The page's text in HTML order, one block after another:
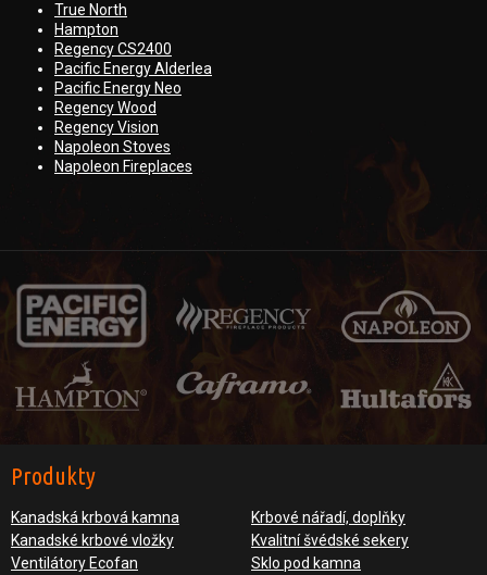
True North
Hampton
Regency CS2400
Pacific Energy Alderlea
Pacific Energy Neo
Regency Wood
Regency Vision
Napoleon Stoves
Napoleon Fireplaces
Produkty
Kanadská krbová kamna
Kanadské krbové vložky
Ventilátory Ecofan
Krbové nářadí, doplňky
Kvalitní švédské sekery
Sklo pod kamna